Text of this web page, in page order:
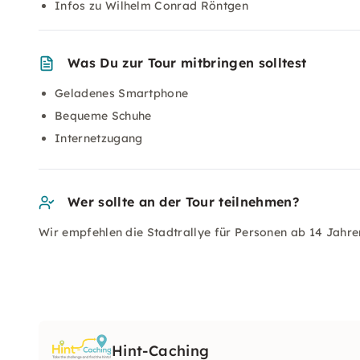
Infos zu Wilhelm Conrad Röntgen
Was Du zur Tour mitbringen solltest
Geladenes Smartphone
Bequeme Schuhe
Internetzugang
Wer sollte an der Tour teilnehmen?
Wir empfehlen die Stadtrallye für Personen ab 14
Hint-Caching